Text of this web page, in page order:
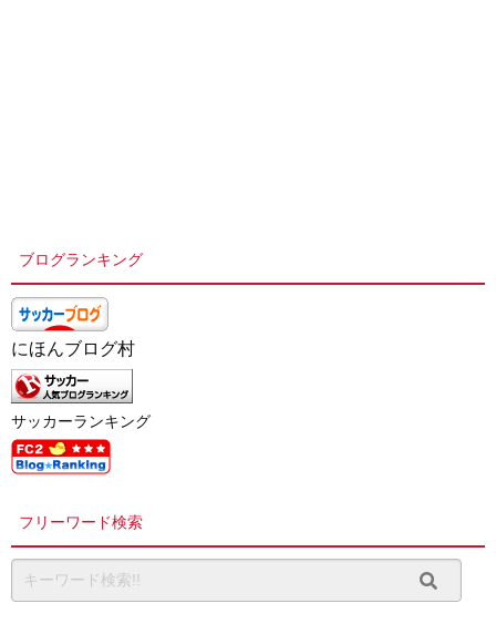
ブログランキング
にほんブログ村
サッカーランキング
フリーワード検索